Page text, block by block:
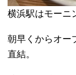
横浜駅はモーニ
朝早くからオー
直結。